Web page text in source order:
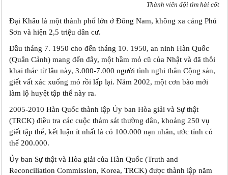
Thành viên đội tìm hài cốt
Đại Khâu là một thành phố lớn ở Đông Nam, không xa cảng Phú
Sơn và hiện 2,5 triệu dân cư.
Đầu tháng 7. 1950 cho đến tháng 10. 1950, an ninh Hàn Quốc
(Quân Cảnh) mang đến đây, một hầm mỏ cũ của Nhật và đã thôi
khai thác từ lâu này, 3.000-7.000 người tình nghi thân Cộng sản,
giết vất xác xuống mỏ rồi lấp lại. Năm 2002, một cơn bão mới
làm lộ huyệt tập thể này ra.
2005-2010 Hàn Quốc thành lập Ủy ban Hòa giải và Sự thật
(TRCK) điều tra các cuộc thảm sát thường dân, khoảng 250 vụ
giết tập thể, kết luận ít nhất là có 100.000 nạn nhân, ước tính có
thể 200.000.
Ủy ban Sự thật và Hòa giải của Hàn Quốc (Truth and
Reconciliation Commission, Korea, TRCK) được thành lập năm